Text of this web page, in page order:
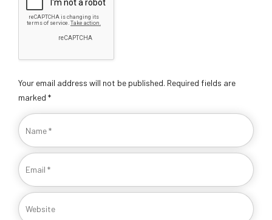
Your email address will not be published. Required fields are
marked *